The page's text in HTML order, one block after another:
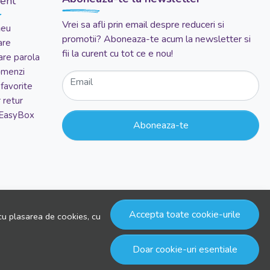
plasarea de cookies, cu
Accepta toate cookie-urile
Doar cookie-uri esentiale
parola
retur
Vrei sa afli prin email despre reduceri si
promotii? Aboneaza-te acum la newsletter si
fii la curent cu tot ce e nou!
Email
Aboneaza-te